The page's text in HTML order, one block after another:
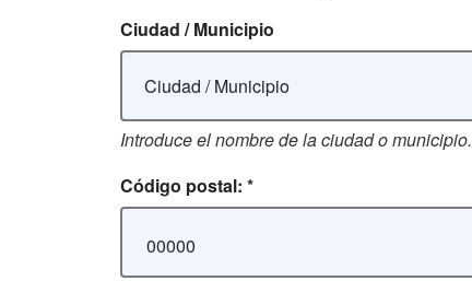
Ciudad / Municipio
Introduce el nombre de la ciudad o municipio.
Código postal: *